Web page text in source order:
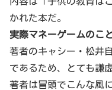
かれた本だ。
実際マネーゲームのこ
著者のキャシー・松井
であるため、とても謙
著者は冒頭でこんな風